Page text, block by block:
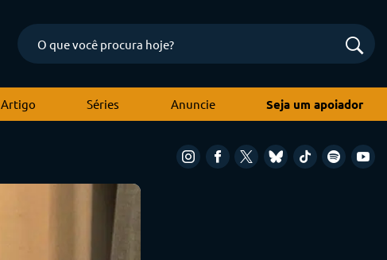
Artigo Séries Anuncie Seja um apoiador